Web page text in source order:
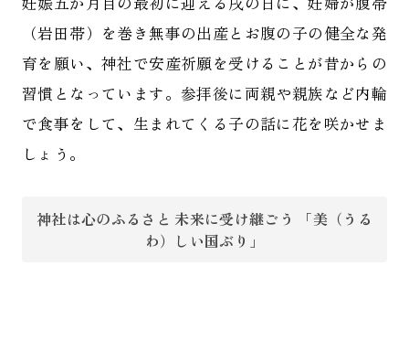
（岩田帯）を巻き無事の出産とお腹の子の健全な発
育を願い、神社で安産祈願を受けることが昔からの
習慣となっています。参拝後に両親や親族など内輪
で食事をして、生まれてくる子の話に花を咲かせま
しょう。
神社は心のふるさと 未来に受け継ごう 「美（うる
わ）しい国ぶり」